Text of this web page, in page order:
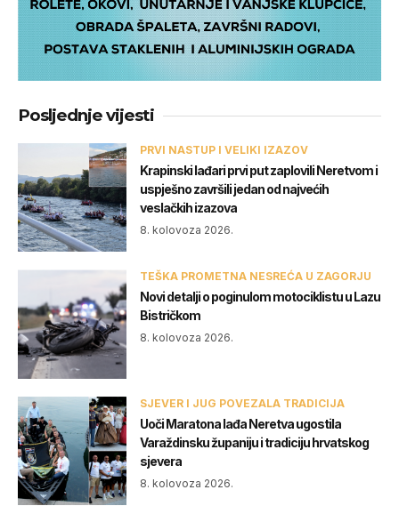
Posljednje vijesti
PRVI NASTUP I VELIKI IZAZOV
Krapinski lađari prvi put zaplovili Neretvom i
uspješno završili jedan od najvećih
veslačkih izazova
8. kolovoza 2026.
TEŠKA PROMETNA NESREĆA U ZAGORJU
Novi detalji o poginulom motociklistu u Lazu
Bistričkom
8. kolovoza 2026.
SJEVER I JUG POVEZALA TRADICIJA
Uoči Maratona lađa Neretva ugostila
Varaždinsku županiju i tradiciju hrvatskog
sjevera
8. kolovoza 2026.